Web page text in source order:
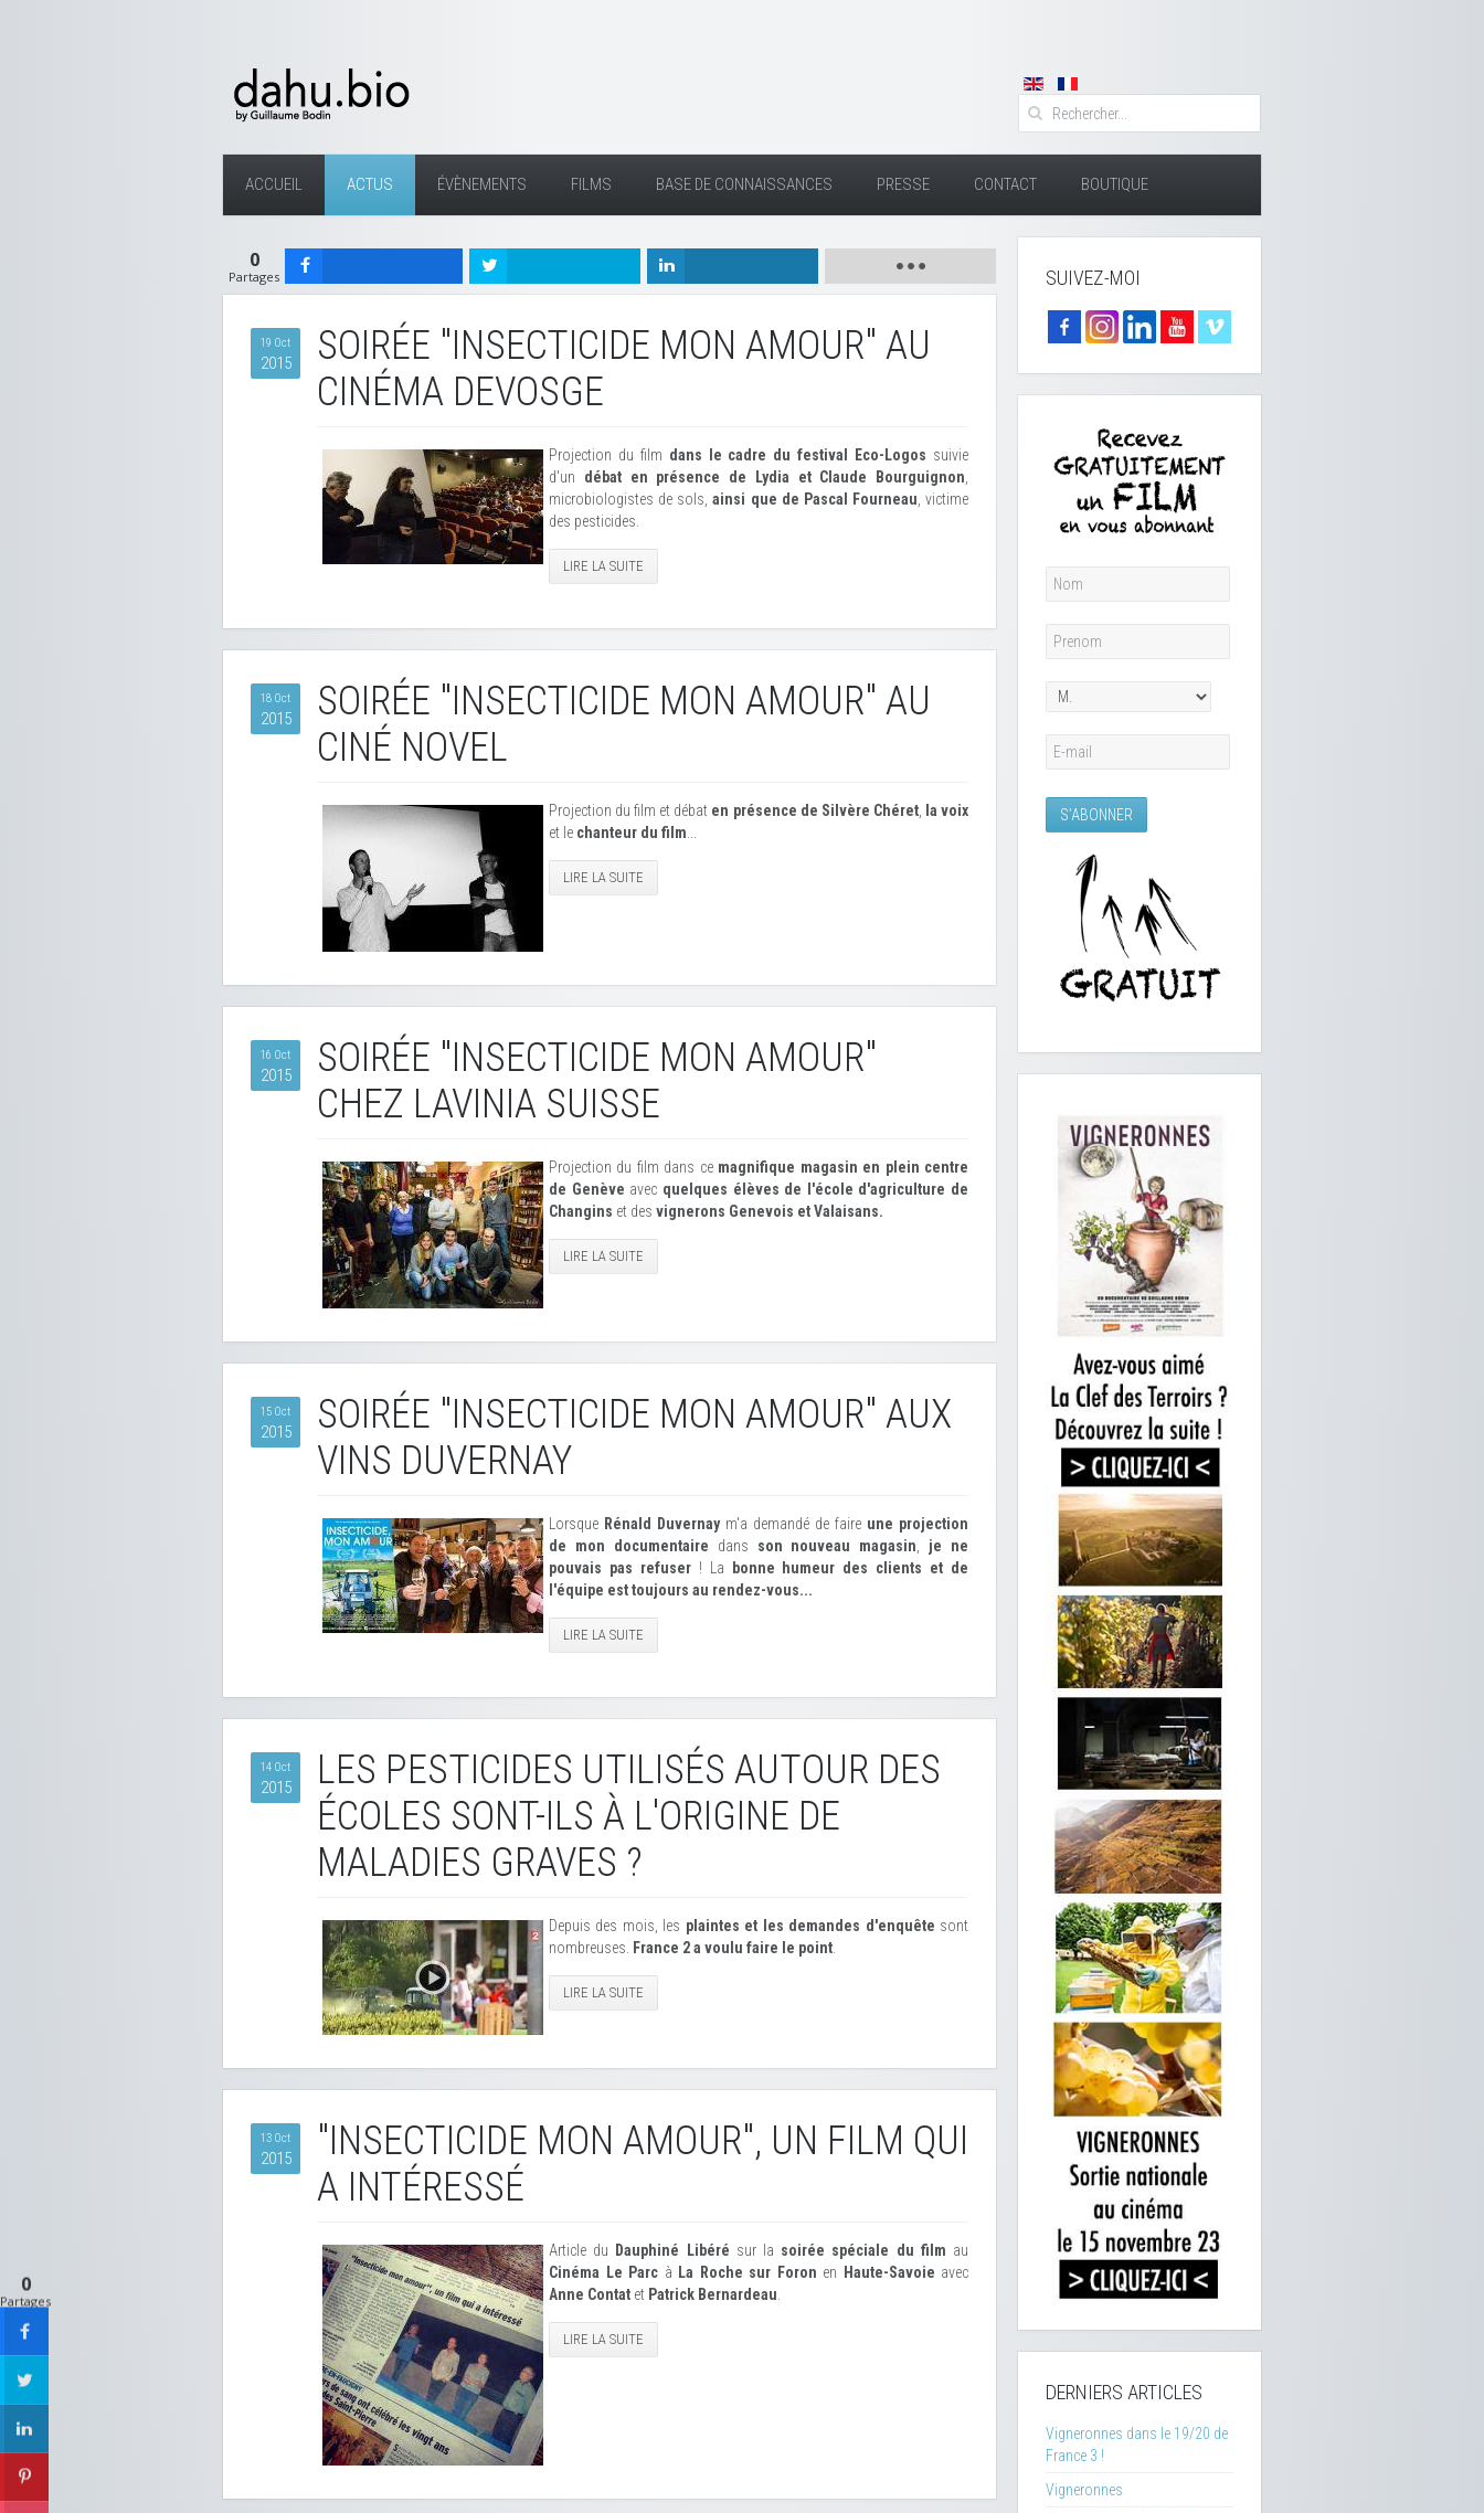
ACCUEIL ACTUS ÉVÈNEMENTS FILMS BASE DE CONNAISSANCES PRESSE CONTACT BOUTIQUE
0
Partages
19 Oct
2015
SOIRÉE "INSECTICIDE MON AMOUR" AU
CINÉMA DEVOSGE
Projection du film dans le cadre du festival Eco-Logos suivie
d'un débat en présence de Lydia et Claude Bourguignon
microbiologistes de sols,ainsi que de Pascal Fourneau , victime
des pesticides.
LIRE LA SUITE
18 Oct
2015
SOIRÉE "INSECTICIDE MON AMOUR" AU
CINÉ NOVEL
Projection du film et débat en présence de Silvère Chéret,
la voix
et le chanteur du film
LIRE LA SUITE
16 Oct
2015
SOIRÉE "INSECTICIDE MON AMOUR"
CHEZ LAVINIA SUISSE
Projection du film dans ce magnifique magasin en plein centre
de Genève avec quelques élèves de l'école d'agriculture de
Changins et des vignerons Genevois et Valaisans.
LIRE LA SUITE
15 Oct
2015
SOIRÉE "INSECTICIDE MON AMOUR" AUX
VINS DUVERNAY
Lorsque Rénald Duvernaym'a demandé de faire une projection
de mon documentaire dans son nouveau magasin
je ne
pouvais pas refuser! La
bonne humeur des clients et de
l'équipe est toujours au rendez-vous...
LIRE LA SUITE
14 Oct
2015
LES PESTICIDES UTILISÉS AUTOUR DES
ÉCOLES SONT-ILS À L'ORIGINE DE
MALADIES GRAVES ?
Depuis des mois, les plaintes et les demandes d'enquête sont
nombreuses.
France 2 a voulu faire le point
LIRE LA SUITE
13 Oct
2015
"INSECTICIDE MON AMOUR", UN FILM QUI
A INTÉRESSÉ
Article du Dauphiné Libéré sur la soirée spéciale du film au
Cinéma Le Parc à La Roche sur Foron en Haute-Savoie avec
Anne Contat et Patrick Bernardeau
LIRE LA SUITE
SUIVEZ-MOI
DERNIERS ARTICLES
Vigneronnes dans le 19/20 de
France 3 !
Vigneronnes
0
Partages